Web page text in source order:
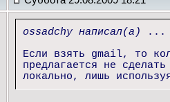
ossadchy написал(а) ...
Если взять gmail, то
предлагается не
локально, лишь